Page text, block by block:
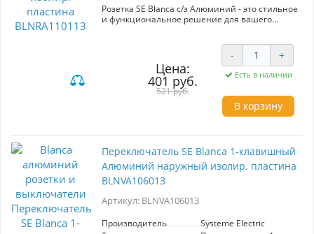
Розетка SE Blanca с/з Алюминий - это стильное
и функциональное решение для вашего
изолирующего пластика и выполнена в
тонком дизайне, что позволяет экономить
пространство. Отсутствие шторок
обеспечивает легкий доступ к розетке.
Подходит для установки в любых помещениях,
обеспечивая надежное подключение
электрических приборов. Цвет алюминия
интерьеры. Производитель: Systeme Electric.
Цена:
401 руб.
521 руб.
- +
Есть в наличии
В корзину
Переключатель SE Blanca 1-клавишный
Алюминий наружный изолир. пластина
BLNVA106013
Артикул: BLNVA106013
Производитель
Systeme Electric